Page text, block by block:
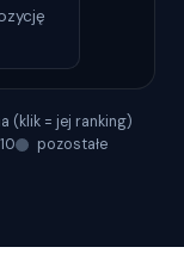
(klik = jej ranking)
pozostałe